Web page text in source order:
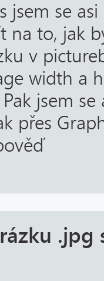
jsem se
na to, jak
v
width a
jsem
přes
.jpg